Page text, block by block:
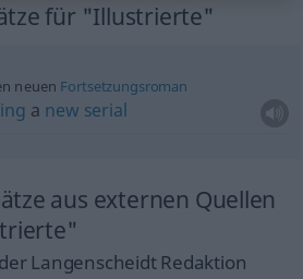
für "Illustrierte"
neuen Fortsetzungsroman
a new serial
aus externen Quellen
Langenscheidt Redaktion